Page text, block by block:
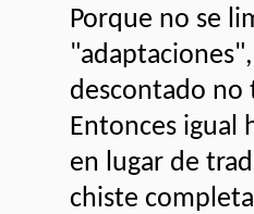
Porque no se
descontado no
Entonces igual
en lugar de
chiste